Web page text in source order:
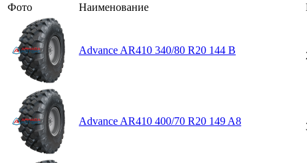
Фото Наименование
Advance AR410 340/80 R20 144 B
Advance AR410 400/70 R20 149 A8